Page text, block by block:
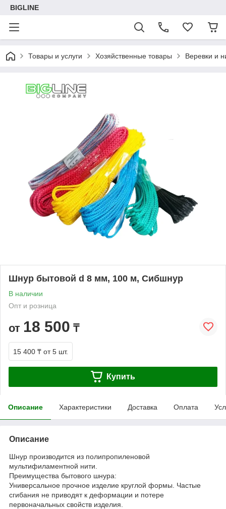
BIGLINE
Товары и услуги Хозяйственные товары Веревки и
Шнур бытовой d 8 мм, 100 м, Сибшнур
В наличии
Опт и розница
от 18 500 ₸
15 400 ₸ от 5 шт.
Купить
Описание Характеристики Доставка Оплата
Описание
Шнур производится из полипропиленовой
мультифиламентной нити.
Преимущества бытового шнура:
Универсальное прочное изделие круглой формы. Частые
сгибания не приводят к деформации и потере
первоначальных свойств изделия.